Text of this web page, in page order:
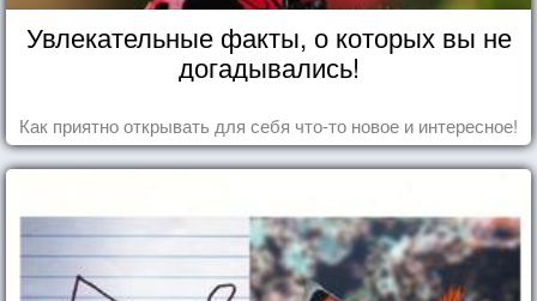
Увлекательные факты, о которых вы не
догадывались!
Как приятно открывать для себя что-то новое и интересное!